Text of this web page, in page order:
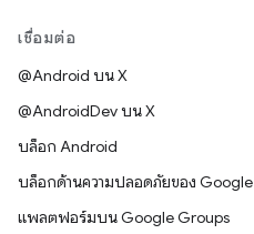
เชื่อมต่อ
@Android บน X
@AndroidDev บน X
บล็อก Android
บล็อกด้านความปลอดภัยของ Google
แพลตฟอร์มบน Google Groups